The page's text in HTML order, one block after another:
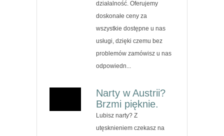
działalność. Oferujemy
doskonałe ceny za
wszystkie dostępne u nas
usługi, dzięki czemu bez
problemów zamówisz u nas
odpowiedn...
Narty w Austrii?
Brzmi pięknie.
Lubisz narty? Z
utęsknieniem czekasz na